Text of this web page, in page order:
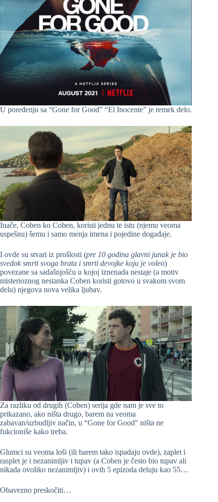
U poređenju sa “Gone for Good” “El Inocente” je remek delo.
Inače, Coben ko Coben, koristi jednu te istu (njemu veoma
uspešnu) šemu i samo menja imena i pojedine događaje.
I ovde su stvari iz prošlosti (pre 10 godina glavni junak je bio
svedok smrti svoga brata i smrti devojke koju je voleo)
povezane sa sadašnjošću u kojoj iznenada nestaje (a motiv
misterioznog nestanka Coben koristi gotovo u svakom svom
delu) njegova nova velika ljubav.
Za razliku od drugih (Coben) serija gde nam je sve to
prikazano, ako ništa drugo, barem na veoma
zabavan/uzbudljiv način, u “Gone for Good” ništa ne
fukcioniše kako treba.
Glumci su veoma loši (ili barem tako ispadaju ovde), zaplet i
rasplet je i nezanimljiv i tupav (a Coben je često bio tupav ali
nikada ovoliko nezanimljiv) i ovih 5 epizoda deluju kao 55…
Obavezno preskočiti…